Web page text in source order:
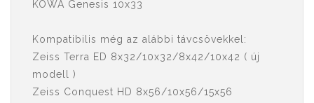
KOWA Genesis 10x33
Kompatibilis még az alábbi távcsövekkel:
Zeiss Terra ED 8x32/10x32/8x42/10x42 ( új
modell )
Zeiss Conquest HD 8x56/10x56/15x56